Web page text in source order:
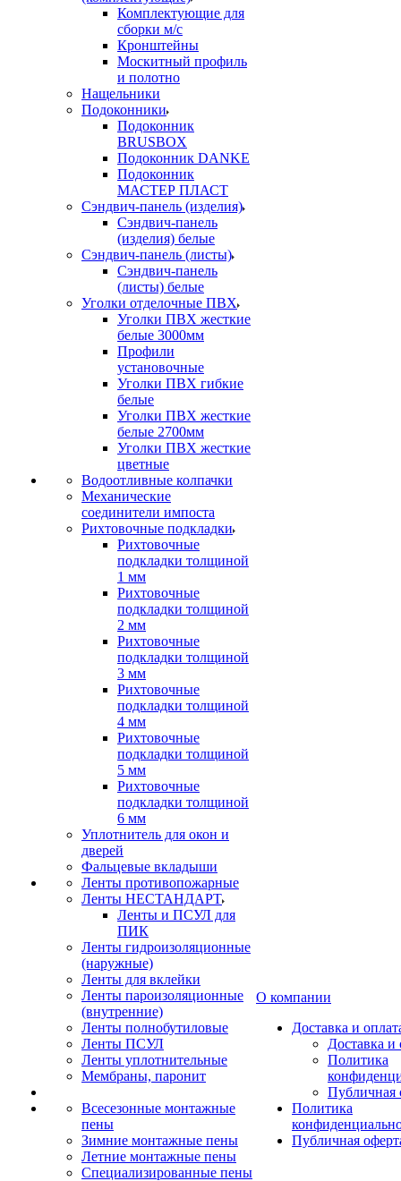
Комплектующие для
сборки м/с
Кронштейны
Москитный профиль
и полотно
Нащельники
Подоконники
Подоконник
BRUSBOX
Подоконник DANKE
Подоконник
МАСТЕР ПЛАСТ
Сэндвич-панель (изделия)
Сэндвич-панель
(изделия) белые
Сэндвич-панель (листы)
Сэндвич-панель
(листы) белые
Уголки отделочные ПВХ
Уголки ПВХ жесткие
белые 3000мм
Профили
установочные
Уголки ПВХ гибкие
белые
Уголки ПВХ жесткие
белые 2700мм
Уголки ПВХ жесткие
цветные
Водоотливные колпачки
Механические
соединители импоста
Рихтовочные подкладки
Рихтовочные
подкладки толщиной
1 мм
Рихтовочные
подкладки толщиной
2 мм
Рихтовочные
подкладки толщиной
3 мм
Рихтовочные
подкладки толщиной
4 мм
Рихтовочные
подкладки толщиной
5 мм
Рихтовочные
подкладки толщиной
6 мм
Уплотнитель для окон и
дверей
Фальцевые вкладыши
Ленты противопожарные
Ленты НЕСТАНДАРТ
Ленты и ПСУЛ для
ПИК
Ленты гидроизоляционные
(наружные)
Ленты для вклейки
Ленты пароизоляционные
(внутренние)
Ленты полнобутиловые
Ленты ПСУЛ
Ленты уплотнительные
Мембраны, паронит
Всесезонные монтажные
пены
Зимние монтажные пены
Летние монтажные пены
Специализированные пены
О компании
Доставка и
Доставка и
Политика
Публичная
Политика
Публичная